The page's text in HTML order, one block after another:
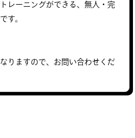
レーニングができる、無人・完
す。
りますので、お問い合わせくだ